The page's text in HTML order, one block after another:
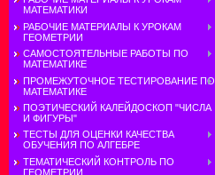
МАТЕМАТИКИ
РАБОЧИЕ МАТЕРИАЛЫ К УРОКАМ
ГЕОМЕТРИИ
САМОСТОЯТЕЛЬНЫЕ РАБОТЫ ПО
МАТЕМАТИКЕ
ПРОМЕЖУТОЧНОЕ ТЕСТИРОВАНИЕ ПО
МАТЕМАТИКЕ
ПОЭТИЧЕСКИЙ КАЛЕЙДОСКОП "ЧИСЛА
И ФИГУРЫ"
ТЕСТЫ ДЛЯ ОЦЕНКИ КАЧЕСТВА
ОБУЧЕНИЯ ПО АЛГЕБРЕ
ТЕМАТИЧЕСКИЙ КОНТРОЛЬ ПО
ГЕОМЕТРИИ